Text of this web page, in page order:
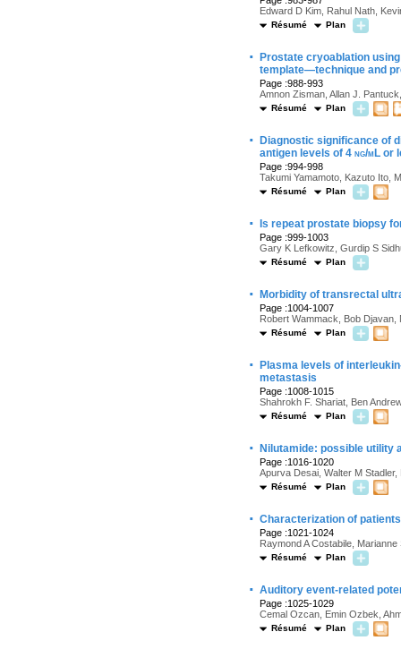
Edward D Kim, Rahul Nath,
Résumé Plan
·
Prostate cryoablation
template—technique and
Page :988-993
Amnon Zisman, Allan J.
Résumé Plan
·
Diagnostic significance of
antigen levels of 4 ng/mL or
Page :994-998
Takumi Yamamoto, Kazuto Ito,
Résumé Plan
· Is repeat prostate biopsy
Page :999-1003
Gary K Lefkowitz, Gurdip S
Résumé Plan
· Morbidity of transrectal
Page :1004-1007
Robert Wammack, Bob
Résumé Plan
·
Plasma levels of
metastasis
Page :1008-1015
Shahrokh F. Shariat, Ben
Résumé Plan
· Nilutamide: possible utility
Page :1016-1020
Apurva Desai, Walter M
Résumé Plan
· Characterization of
Page :1021-1024
Raymond A Costabile, Marianne
Résumé Plan
· Auditory event-related
Page :1025-1029
Cemal Ozcan, Emin Ozbek,
Résumé Plan